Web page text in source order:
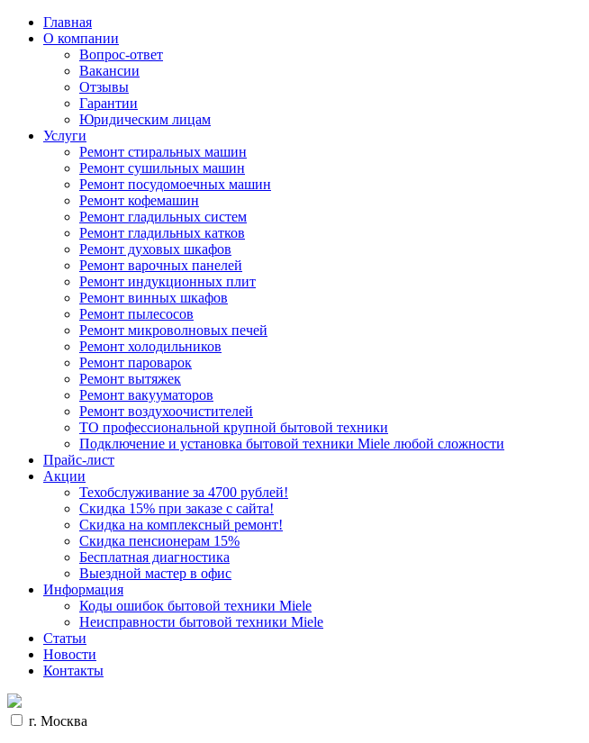
Главная
О компании
Вопрос-ответ
Вакансии
Отзывы
Гарантии
Юридическим лицам
Услуги
Ремонт стиральных машин
Ремонт сушильных машин
Ремонт посудомоечных машин
Ремонт кофемашин
Ремонт гладильных систем
Ремонт гладильных катков
Ремонт духовых шкафов
Ремонт варочных панелей
Ремонт индукционных плит
Ремонт винных шкафов
Ремонт пылесосов
Ремонт микроволновых печей
Ремонт холодильников
Ремонт пароварок
Ремонт вытяжек
Ремонт вакууматоров
Ремонт воздухоочистителей
ТО профессиональной крупной бытовой техники
Подключение и установка бытовой техники Miele любой сложности
Прайс-лист
Акции
Техобслуживание за 4700 рублей!
Cкидка 15% при заказе с сайта!
Скидка на комплексный ремонт!
Скидка пенсионерам 15%
Бесплатная диагностика
Выездной мастер в офис
Информация
Коды ошибок бытовой техники Miele
Неисправности бытовой техники Miele
Статьи
Новости
Контакты
г. Москва